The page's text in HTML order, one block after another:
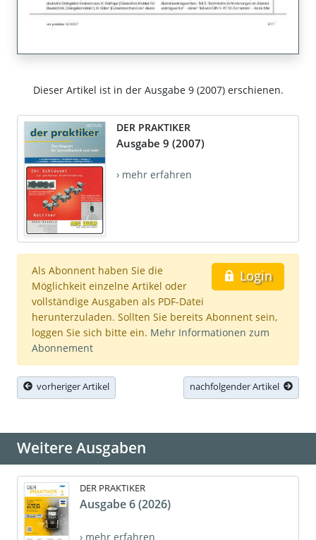
Dieser Artikel ist in der Ausgabe 9 (2007) erschienen.
DER PRAKTIKER
Ausgabe 9 (2007)
› mehr erfahren
Login
Als Abonnent haben Sie die
Möglichkeit einzelne Artikel oder
vollständige Ausgaben als PDF-Datei
herunterzuladen. Sollten Sie bereits Abonnent sein,
loggen Sie sich bitte ein. Mehr Informationen zum
Abonnement
vorheriger Artikel nachfolgender Artikel
Weitere Ausgaben
DER PRAKTIKER
Ausgabe 6 (2026)
› mehr erfahren